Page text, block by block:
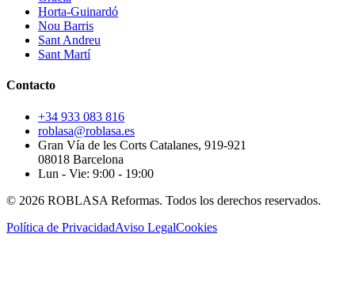
Horta-Guinardó
Nou Barris
Sant Andreu
Sant Martí
Contacto
+34 933 083 816
roblasa@roblasa.es
Gran Vía de les Corts Catalanes, 919-921
08018 Barcelona
Lun - Vie: 9:00 - 19:00
© 2026 ROBLASA Reformas. Todos los derechos reservados.
Política de PrivacidadAviso LegalCookies